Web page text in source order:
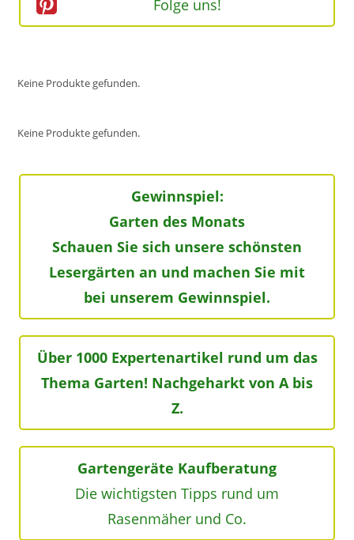
Folge uns!
Keine Produkte gefunden.
Keine Produkte gefunden.
Gewinnspiel:
Garten des Monats
Schauen Sie sich unsere schönsten
Lesergärten an und machen Sie mit
bei unserem Gewinnspiel.
Über 1000 Expertenartikel rund um das
Thema Garten! Nachgeharkt von A bis
Z.
Gartengeräte Kaufberatung
Die wichtigsten Tipps rund um
Rasenmäher und Co.